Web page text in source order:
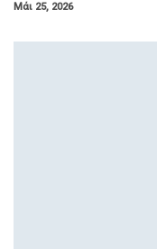
Μάι 25, 2026